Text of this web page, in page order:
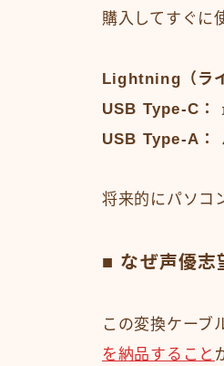
購入してすぐに
Lightning（ラ
USB Type-C：
USB Type-A：
将来的にパソコ
■ なぜ声優志
この変換ケーブ
を納品すること